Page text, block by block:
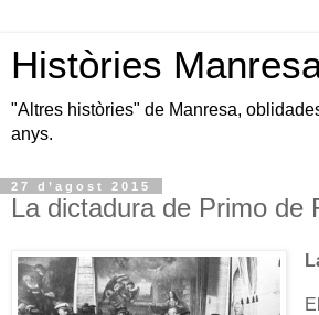
Històries
"Altres històries" de Manresa,
anys.
27 d’agost 2015
La dictadura de Primo de